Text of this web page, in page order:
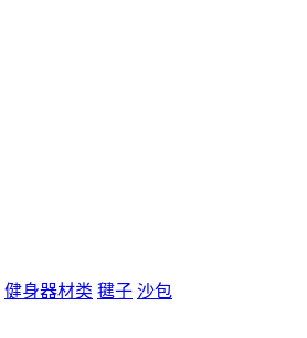
健身器材类 毽子 沙包